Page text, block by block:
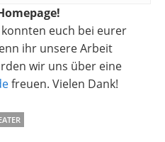
euch bei eurer
ihr unsere Arbeit
wir uns über eine
freuen. Vielen Dank!